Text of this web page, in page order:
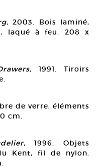
, 2003. Bois laminé,
laqué à feu. 208 x
, 1991. Tiroirs
de verre, éléments
cm.
, 1996. Objets
Kent, fil de nylon.